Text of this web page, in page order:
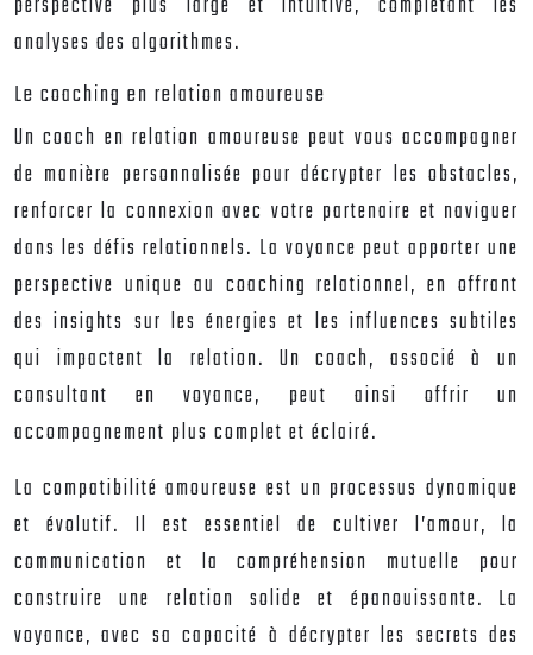
analyses des algorithmes.
Le coaching en relation amoureuse
Un coach en relation amoureuse peut vous accompagner
de manière personnalisée pour décrypter les obstacles,
renforcer la connexion avec votre partenaire et naviguer
dans les défis relationnels. La voyance peut apporter une
perspective unique au coaching relationnel, en offrant
des insights sur les énergies et les influences subtiles
qui impactent la relation. Un coach, associé à un
consultant en voyance, peut ainsi offrir un
accompagnement plus complet et éclairé.
La compatibilité amoureuse est un processus dynamique
et évolutif. Il est essentiel de cultiver l’amour, la
communication et la compréhension mutuelle pour
construire une relation solide et épanouissante. La
voyance, avec sa capacité à décrypter les secrets des